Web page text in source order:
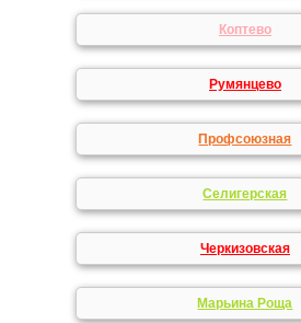
Коптево
Румянцево
Профсоюзная
Селигерская
Черкизовская
Марьина Роща